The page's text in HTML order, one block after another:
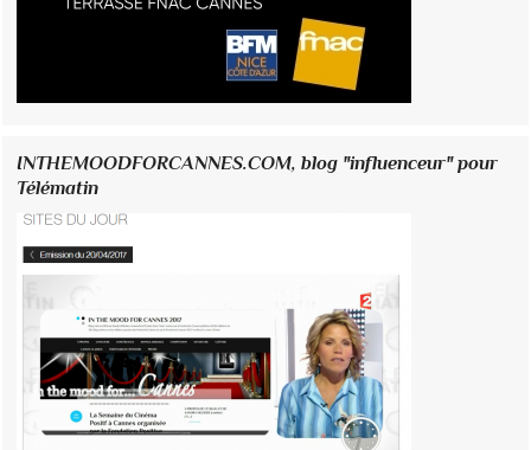
INTHEMOODFORCANNES.COM, blog "influenceur" pour
Télématin